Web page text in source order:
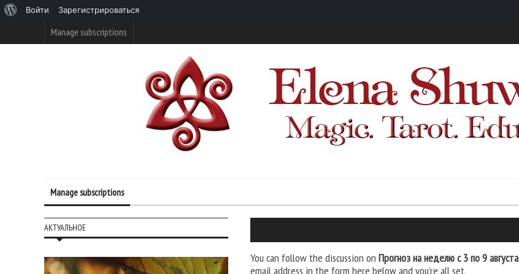
Manage subscriptions
Manage subscriptions
You can follow the discussion on Прогноз на неделю с 3 по 9 августа
email address in the form here below and you’re all set.
АКТУАЛЬНОЕ
WordPress
Войти Зарегистрироваться